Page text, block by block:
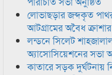
লোভাছড়ার জব্দকৃত
আটগ্রামের অবৈধ
লন্ডনে সিলেট
অ্যাসোসিয়েশনের সভা
কাতারে সড়ক দুর্ঘটনায়